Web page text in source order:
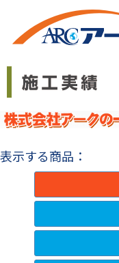
表示する商品：